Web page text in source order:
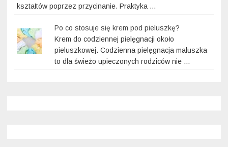
kształtów poprzez przycinanie. Praktyka …
Po co stosuje się krem pod pieluszkę?
Krem do codziennej pielęgnacji około
pieluszkowej. Codzienna pielęgnacja maluszka
to dla świeżo upieczonych rodziców nie …